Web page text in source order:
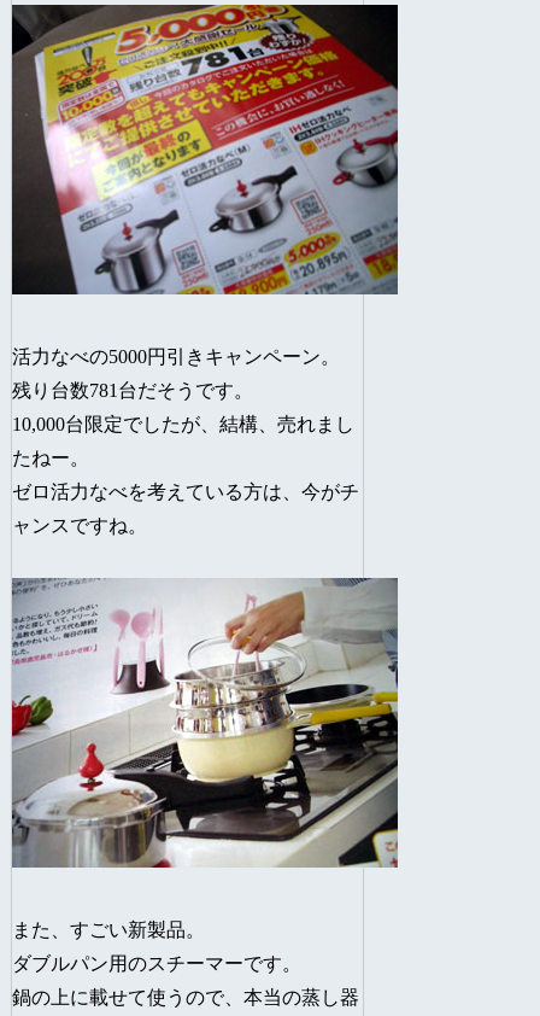
活力なべの5000円引きキャンペーン。
残り台数781台だそうです。
10,000台限定でしたが、結構、売れまし
たねー。
ゼロ活力なべを考えている方は、今がチ
ャンスですね。
また、すごい新製品。
ダブルパン用のスチーマーです。
鍋の上に載せて使うので、本当の蒸し器